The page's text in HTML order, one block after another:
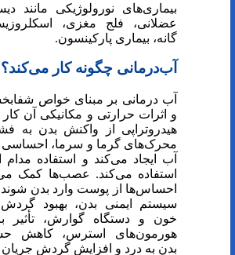
بیماری‌های نورولوژیکی مانند
عضلانی، فلج مغزی،
گانه، بیماری پارکینسون.
آب‌درمانی چگونه کار می‌کند؟
آب درمانی بر مبنای خواص
و اثرات حرارتی و مکانیکی آن
هیدروتراپی از واکنش بدن به
محرک‌های گرما و سرما، احساسی
آب ایجاد می‌کند و استفاده مدام
استفاده می‌کند. عصب‌ها کمک
احساس‌ها از پوست وارد بدن
سیستم ایمنی بدن، بهبود
خون و دستگاه گوارش، تأثیر
هورمون‌های استرس، کاهش
بدن به درد و افزایش گردش جریان